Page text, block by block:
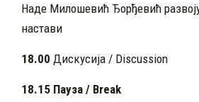
Наде Милошевић Ђорђевић
настави
18.00 Дискусија / Discussion
18.15 Пауза / Break